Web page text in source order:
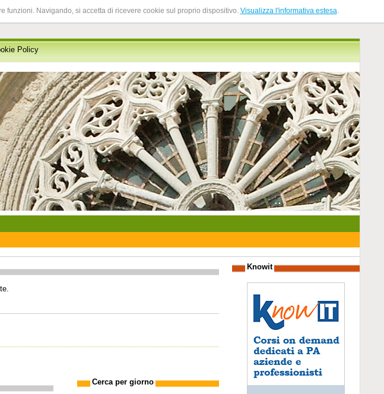
funzioni. Navigando, si accetta di ricevere cookie sul proprio dispositivo. Visualizza l'informativa estesa.
Policy
Cerca per giorno
Knowit